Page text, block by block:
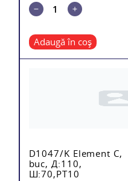
Adaugă în coș
D1047/K Element C,
buc, Д:110,
Ш:70,PT10